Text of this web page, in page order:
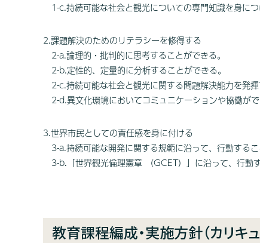
1-c.持続可能な社会と観光についての専門知識を身につ
2.課題解決のためのリテラシーを修得する
2-a.論理的・批判的に思考することができる。
2-b.定性的、定量的に分析することができる。
2-c.持続可能な社会と観光に関する間題解決能力を発揮
2-d.異文化環境においてコミュニケーションや協働がで
3.世界市民としての責任感を身に付ける
3-a.持続可能な開発に関する規範に沿って、行動するこ
3-b.「世界観光倫理憲章 （GCET）」に沿って、行動
教育課程編成・実施方針（カリキュ